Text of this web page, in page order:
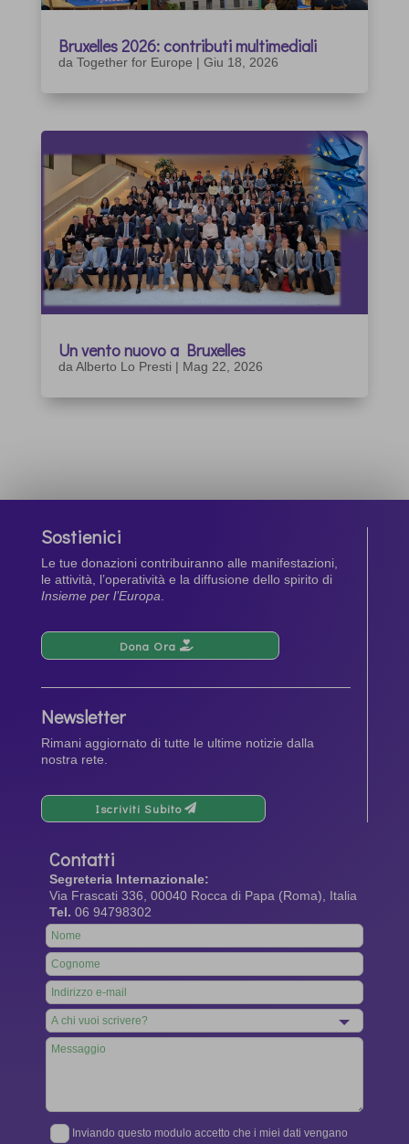
Bruxelles 2026: contributi multimediali
da Together for Europe | Giu 18, 2026
Un vento nuovo a Bruxelles
daAlberto Lo Presti | Mag 22, 2026
Sostienici
Le tue donazioni contribuiranno alle manifestazioni,
le attività, l’operatività e la diffusione dello spirito di
Insieme per l’Europa.
Dona Ora
Newsletter
Rimani aggiornato di tutte le ultime notizie dalla
nostra rete.
Iscriviti Subito
Contatti
Segreteria Internazionale:
Via Frascati 336, 00040 Rocca di Papa (Roma), Italia
Tel. 06 94798302
Leave
this
field
blank
Inviando questo modulo accetto che i miei dati vengano